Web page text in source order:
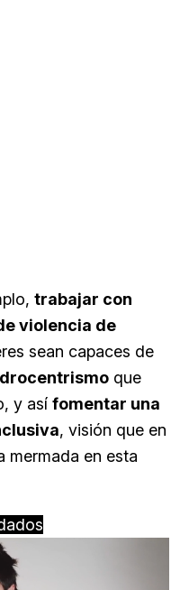
trabajar con
violencia de
sean capaces de
que
y así fomentar una
, visión que en
mermada en esta